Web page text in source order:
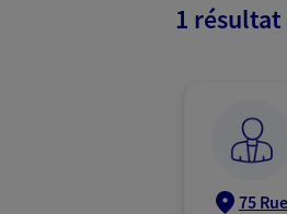
1
75